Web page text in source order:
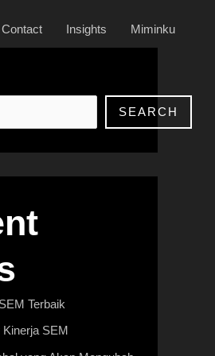
Contact Insights Miminku
SEARCH
Terbaik
SEM